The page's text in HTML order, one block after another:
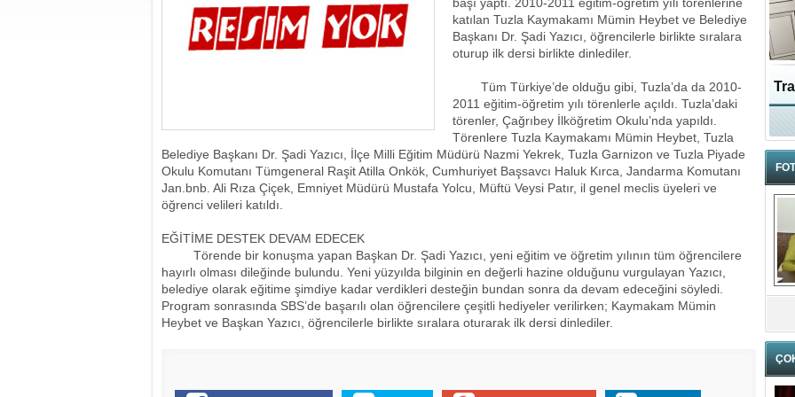
katılan Tuzla Kaymakamı Mümin Heybet ve Belediye
Başkanı Dr. Şadi Yazıcı, öğrencilerle birlikte sıralara
oturup ilk dersi birlikte dinlediler.
Tüm Türkiye’de olduğu gibi, Tuzla’da da 2010-
2011 eğitim-öğretim yılı törenlerle açıldı. Tuzla’daki
törenler, Çağrıbey İlköğretim Okulu’nda yapıldı.
Törenlere Tuzla Kaymakamı Mümin Heybet, Tuzla
Belediye Başkanı Dr. Şadi Yazıcı, İlçe Milli Eğitim Müdürü Nazmi Yekrek, Tuzla Garnizon ve Tuzla Piyade
Okulu Komutanı Tümgeneral Raşit Atilla Onkök, Cumhuriyet Başsavcı Haluk Kırca, Jandarma Komutanı
Jan.bnb. Ali Rıza Çiçek, Emniyet Müdürü Mustafa Yolcu, Müftü Veysi Patır, il genel meclis üyeleri ve
öğrenci velileri katıldı.
EĞİTİME DESTEK DEVAM EDECEK
Törende bir konuşma yapan Başkan Dr. Şadi Yazıcı, yeni eğitim ve öğretim yılının tüm öğrencilere
hayırlı olması dileğinde bulundu. Yeni yüzyılda bilginin en değerli hazine olduğunu vurgulayan Yazıcı,
belediye olarak eğitime şimdiye kadar verdikleri desteğin bundan sonra da devam edeceğini söyledi.
Program sonrasında SBS’de başarılı olan öğrencilere çeşitli hediyeler verilirken; Kaymakam Mümin
Heybet ve Başkan Yazıcı, öğrencilerle birlikte sıralara oturarak ilk dersi dinlediler.